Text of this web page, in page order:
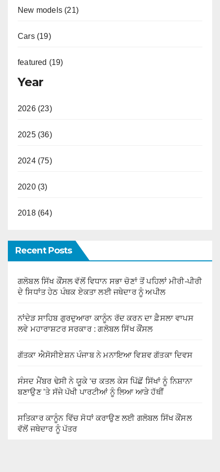
New models (21)
Cars (19)
featured (19)
Year
2026 (23)
2025 (36)
2024 (75)
2020 (3)
2018 (64)
Recent Posts
ਗਲੋਬਲ ਸਿੱਖ ਕੌਂਸਲ ਵੱਲੋਂ ਵਿਧਾਨ ਸਭਾ ਚੋਣਾਂ ਤੋਂ ਪਹਿਲਾਂ ਮੀਰੀ-ਪੀਰੀ
ਦੇ ਸਿਧਾਂਤ ਹੇਠ ਪੰਥਕ ਏਕਤਾ ਲਈ ਜਥੇਦਾਰ ਨੂੰ ਅਪੀਲ
ਨਾਂਦੇੜ ਸਾਹਿਬ ਗੁਰਦੁਆਰਾ ਕਾਨੂੰਨ ਰੱਦ ਕਰਨ ਦਾ ਫ਼ੈਸਲਾ ਵਾਪਸ
ਲਵੇ ਮਹਾਰਾਸ਼ਟਰ ਸਰਕਾਰ : ਗਲੋਬਲ ਸਿੱਖ ਕੌਂਸਲ
ਗੱਤਕਾ ਐਸੋਸੀਏਸ਼ਨ ਪੰਜਾਬ ਨੇ ਮਨਾਇਆ ਵਿਸ਼ਵ ਗੱਤਕਾ ਦਿਵਸ
ਸੰਸਦ ਮੈਂਬਰ ਢੇਸੀ ਨੇ ਯੂਕੇ ‘ਚ ਕਤਲ ਕੇਸ ਪਿੱਛੋਂ ਸਿੱਖਾਂ ਨੂੰ ਨਿਸ਼ਾਨਾ
ਬਣਾਉਣ ’ਤੇ ਸੱਜੇ ਪੱਖੀ ਪਾਰਟੀਆਂ ਨੂੰ ਲਿਆ ਆੜੇ ਹੱਥੀਂ
ਸਤਿਕਾਰ ਕਾਨੂੰਨ ਵਿੱਚ ਸੋਧਾਂ ਕਰਾਉਣ ਲਈ ਗਲੋਬਲ ਸਿੱਖ ਕੌਂਸਲ
ਵੱਲੋਂ ਜਥੇਦਾਰ ਨੂੰ ਪੱਤਰ